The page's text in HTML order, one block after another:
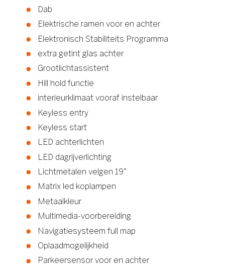
Dab
Elektrische ramen voor en achter
Elektronisch Stabiliteits Programma
extra getint glas achter
Grootlichtassistent
Hill hold functie
interieurklimaat vooraf instelbaar
Keyless entry
Keyless start
LED achterlichten
LED dagrijverlichting
Lichtmetalen velgen 19"
Matrix led koplampen
Metaalkleur
Multimedia-voorbereiding
Navigatiesysteem full map
Oplaadmogelijkheid
Parkeersensor voor en achter